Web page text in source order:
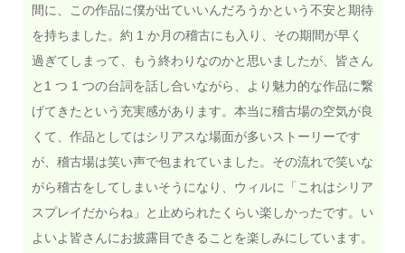
間に、この作品に僕が出ていいんだろうかという不安と期待
を持ちました。約 1 か月の稽古にも入り、その期間が早く
過ぎてしまって、もう終わりなのかと思いましたが、皆さん
と1 つ 1 つの台詞を話し合いながら、より魅力的な作品に繋
げてきたという充実感があります。本当に稽古場の空気が良
くて、作品としてはシリアスな場面が多いストーリーです
が、稽古場は笑い声で包まれていました。その流れで笑いな
がら稽古をしてしまいそうになり、ウィルに「これはシリア
スプレイだからね」と止められたくらい楽しかったです。い
よいよ皆さんにお披露目できることを楽しみにしています。